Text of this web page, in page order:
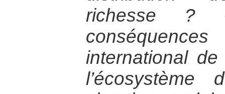
richesse ?
international